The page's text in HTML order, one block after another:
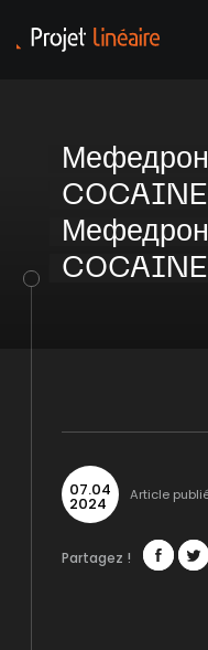
07.04
2024 Article
Partagez !